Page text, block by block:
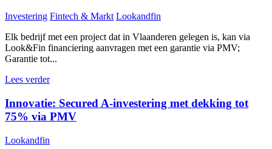
Investering Fintech & Markt Lookandfin
Elk bedrijf met een project dat in Vlaanderen gelegen is, kan via
Look&Fin financiering aanvragen met een garantie via PMV;
Garantie tot...
Lees verder
Innovatie: Secured A-investering met dekking tot
75% via PMV
Lookandfin